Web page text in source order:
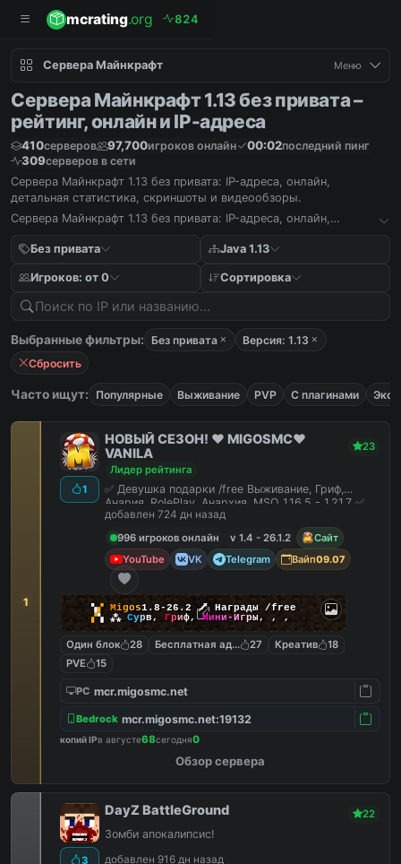
mcrating.org 824
Сервера Майнкрафт Меню
Сервера Майнкрафт 1.13 без привата –
рейтинг, онлайн и IP-адреса
410серверов 97,700игроков онлайн 00:02последний пинг
309серверов в сети
Сервера Майнкрафт 1.13 без привата: IP-адреса, онлайн,
детальная статистика, скриншоты и видеообзоры.
Сервера Майнкрафт 1.13 без привата: IP-адреса, онлайн,
Без привата
Java 1.13
Игроков: от 0 Сортировка
Выбранные фильтры: Без привата
Версия: 1.13
Сбросить
Часто ищут: Популярные Выживание PVP С плагинами
1
1
НОВЫЙ СЕЗОН! ❤️ MIGOSMC❤️
VANILA
23
Лидер рейтинга
✅ Девушка подарки /free Выживание, Гриф,
Анария, RolePlay, Анархия, MSO 1.16.5 - 1.21.7 ✅
добавлен 724 дн назад
996 игроков онлайн
v 1.4 - 26.1.2
Сайт
YouTube
VK Telegram Вайп09.07
▚▞ Migos1.8-26.2🗡 Награды /free
▞▚ ⁂ Сурв, Гриф,Мини-Игры, , ,
Один блок 28 Бесплатная админка
27 Креатив
18
PVE
15
PC mcr.migosmc.net
Bedrock mcr.migosmc.net:19132
копий IPв августе68сегодня0
Обзор сервера
3
DayZ BattleGround 22
Зомби апокалипсис!
добавлен 916 дн назад